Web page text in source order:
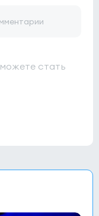
стать